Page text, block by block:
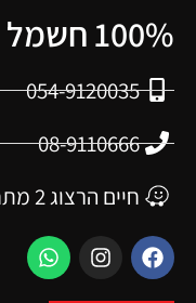
100% חשמל
054-9120035
08-9110666
חיים הרצוג 2 מתחם בליליוס גדרה